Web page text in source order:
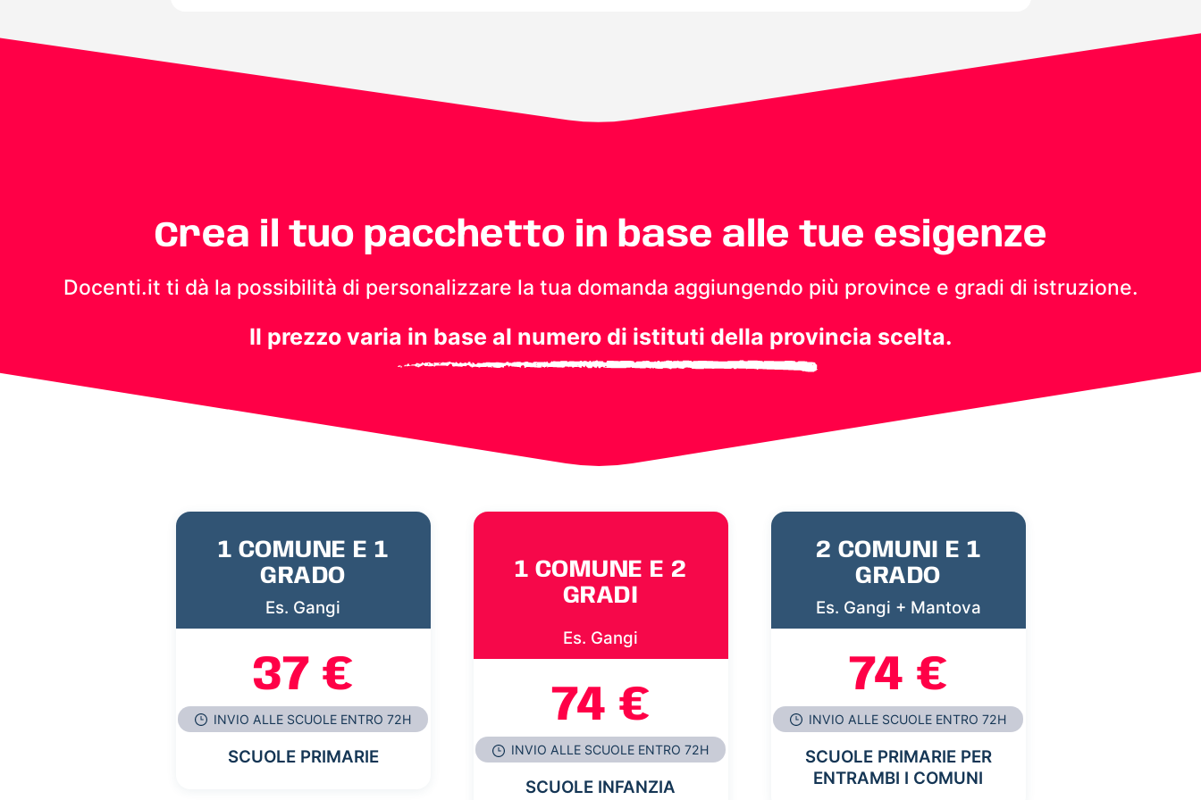
Crea il tuo pacchetto in base alle tue esigenze
Docenti.it ti dà la possibilità di personalizzare la tua domanda aggiungendo più province e gradi di istruzione.
Il prezzo varia in base al numero di istituti della provincia scelta.
1 COMUNE E 1
GRADO
Es. Gangi
37 €
INVIO ALLE SCUOLE ENTRO 72H
SCUOLE PRIMARIE
1 COMUNE E 2
GRADI
Es. Gangi
74 €
INVIO ALLE SCUOLE ENTRO 72H
SCUOLE INFANZIA
2 COMUNI E 1
GRADO
Es. Gangi + Mantova
74 €
INVIO ALLE SCUOLE ENTRO 72H
SCUOLE PRIMARIE PER
ENTRAMBI I COMUNI